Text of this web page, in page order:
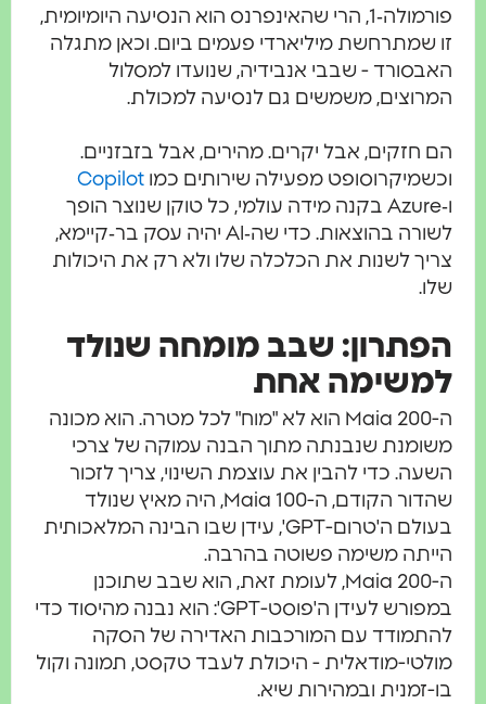
פורמולה‑1, הרי שהאינפרנס הוא הנסיעה היומיומית,
זו שמתרחשת מיליארדי פעמים ביום. וכאן מתגלה
האבסורד - שבבי אנבידיה, שנועדו למסלול
המרוצים, משמשים גם לנסיעה למכולת.
הם חזקים, אבל יקרים. מהירים, אבל בזבזניים.
וכשמיקרוסופט מפעילה שירותים כמוCopilot
ו‑Azure בקנה מידה עולמי, כל טוקן שנוצר הופך
לשורה בהוצאות. כדי שה‑AI יהיה עסק בר‑קיימא,
צריך לשנות את הכלכלה שלו ולא רק את היכולות
שלו.
הפתרון: שבב מומחה שנולד
למשימה אחת
ה-Maia 200 הוא לא "מוח" לכל מטרה. הוא מכונה
משומנת שנבנתה מתוך הבנה עמוקה של צרכי
השעה. כדי להבין את עוצמת השינוי, צריך לזכור
שהדור הקודם, ה-Maia 100, היה מאיץ שנולד
בעולם ה'טרום-GPT', עידן שבו הבינה המלאכותית
הייתה משימה פשוטה בהרבה.
ה-Maia 200, לעומת זאת, הוא שבב שתוכנן
במפורש לעידן ה'פוסט-GPT': הוא נבנה מהיסוד כדי
להתמודד עם המורכבות האדירה של הסקה
מולטי-מודאלית - היכולת לעבד טקסט, תמונה וקול
בו-זמנית ובמהירות שיא.